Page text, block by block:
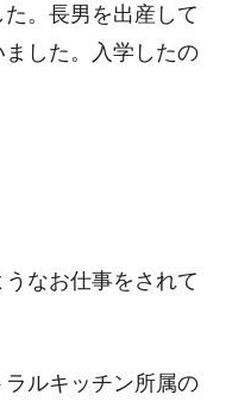
。長男を出産して
した。入学したの
お仕事をされて
ルキッチン所属の